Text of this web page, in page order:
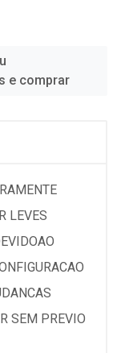
e comprar
LEVES
SEM PREVIO